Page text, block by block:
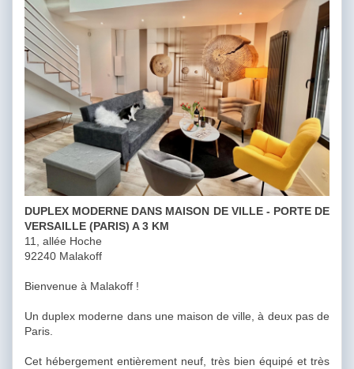
DUPLEX MODERNE DANS MAISON DE VILLE - PORTE DE
VERSAILLE (PARIS) A 3 KM
11, allée Hoche
92240 Malakoff
Bienvenue à Malakoff !
Un duplex moderne dans une maison de ville, à deux pas de
Paris.
Cet hébergement entièrement neuf, très bien équipé et très